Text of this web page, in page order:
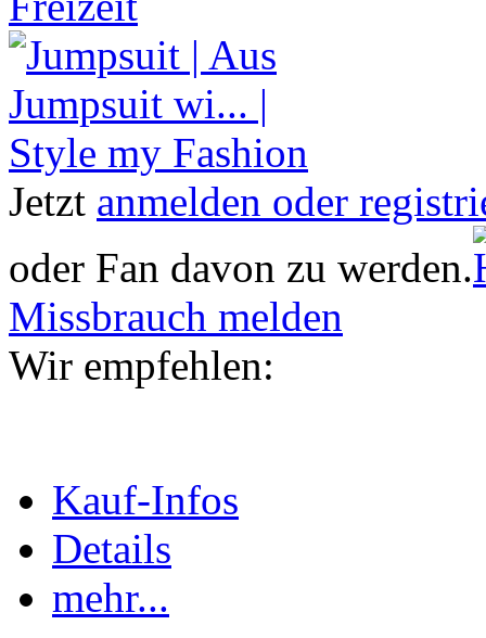
Jetzt anmelden oder
oder Fan davon zu werden.
Missbrauch melden
Wir empfehlen:
Kauf-Infos
Details
mehr...